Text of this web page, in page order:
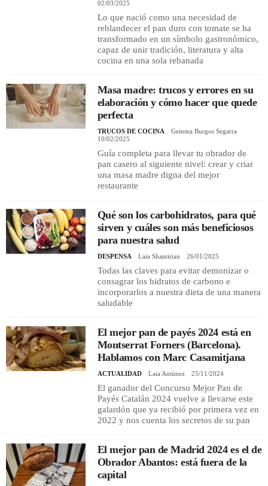
02/03/2025
Lo que nació como una necesidad de
reblandecer el pan duro con tomate se ha
transformado en un símbolo gastronómico,
capaz de unir tradición, literatura y alta
cocina en una sola rebanada
Masa madre: trucos y errores en su
elaboración y cómo hacer que quede
perfecta
TRUCOS DE COCINA
Gemma Burgos Segarra
10/02/2025
Guía completa para llevar tu obrador de
pan casero al siguiente nivel: crear y criar
una masa madre digna del mejor
restaurante
Qué son los carbohidratos, para qué
sirven y cuáles son más beneficiosos
para nuestra salud
DESPENSA Laia Shamirian 26/01/2025
Todas las claves para evitar demonizar o
consagrar los hidratos de carbono e
incorporarlos a nuestra dieta de una manera
saludable
El mejor pan de payés 2024 está en
Montserrat Forners (Barcelona).
Hablamos con Marc Casamitjana
ACTUALIDAD Laia Antúnez 25/11/2024
El ganador del Concurso Mejor Pan de
Payés Catalán 2024 vuelve a llevarse este
galardón que ya recibió por primera vez en
2022 y nos cuenta los secretos de su pan
El mejor pan de Madrid 2024 es el de
Obrador Abantos: está fuera de la
capital